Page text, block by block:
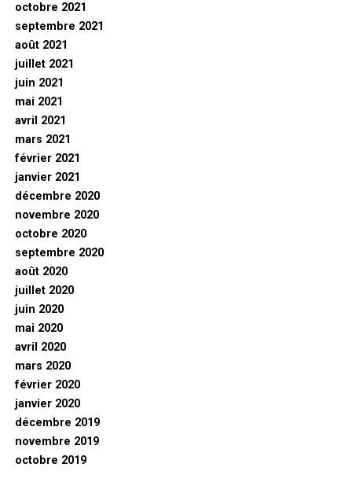
octobre 2021
septembre 2021
août 2021
juillet 2021
juin 2021
mai 2021
avril 2021
mars 2021
février 2021
janvier 2021
décembre 2020
novembre 2020
octobre 2020
septembre 2020
août 2020
juillet 2020
juin 2020
mai 2020
avril 2020
mars 2020
février 2020
janvier 2020
décembre 2019
novembre 2019
octobre 2019